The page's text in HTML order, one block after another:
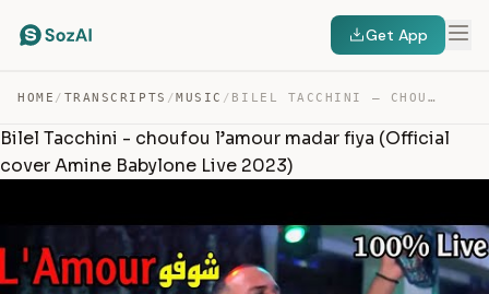
Get App
HOME / TRANSCRIPTS /MUSIC / BILEL TACCHINI – CHOUFOU L’AMOUR MADAR FIYA (OFFICIAL C… — TRANSCRIPT
Bilel Tacchini - choufou l’amour madar fiya (Official
cover Amine Babylone Live 2023)